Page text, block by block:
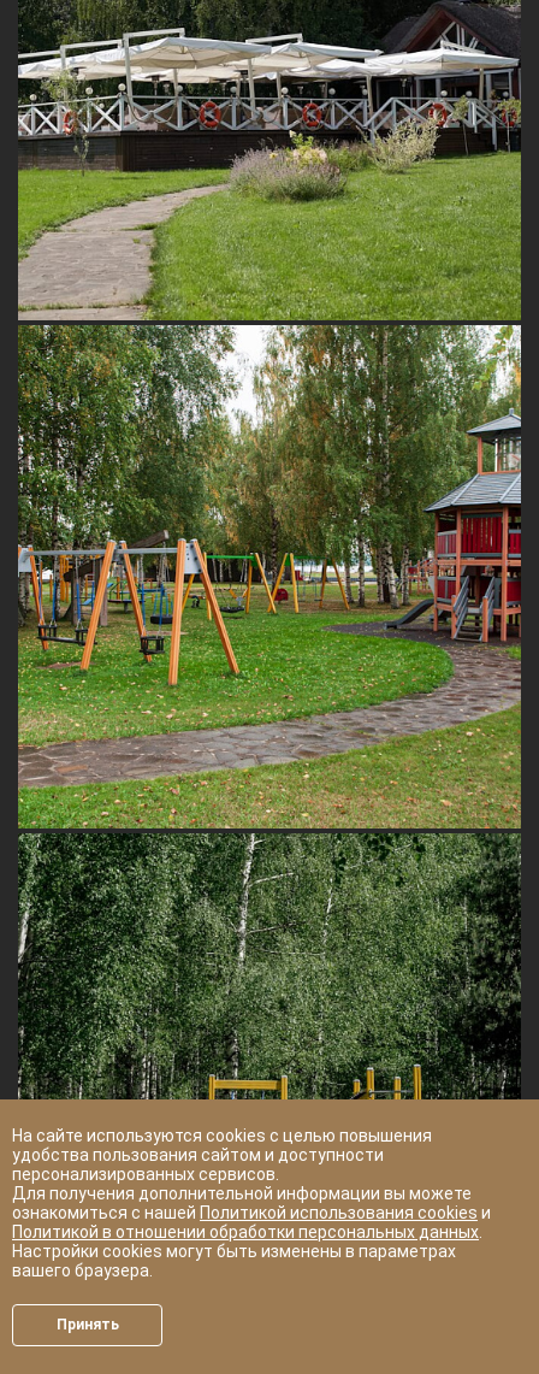
На сайте используются cookies с целью повышения
удобства пользования сайтом и доступности
персонализированных сервисов.
Для получения дополнительной информации вы можете
ознакомиться с нашей Политикой использования cookies и
Политикой в отношении обработки персональных данных
Настройки cookies могут быть изменены в параметрах
вашего браузера.
Принять